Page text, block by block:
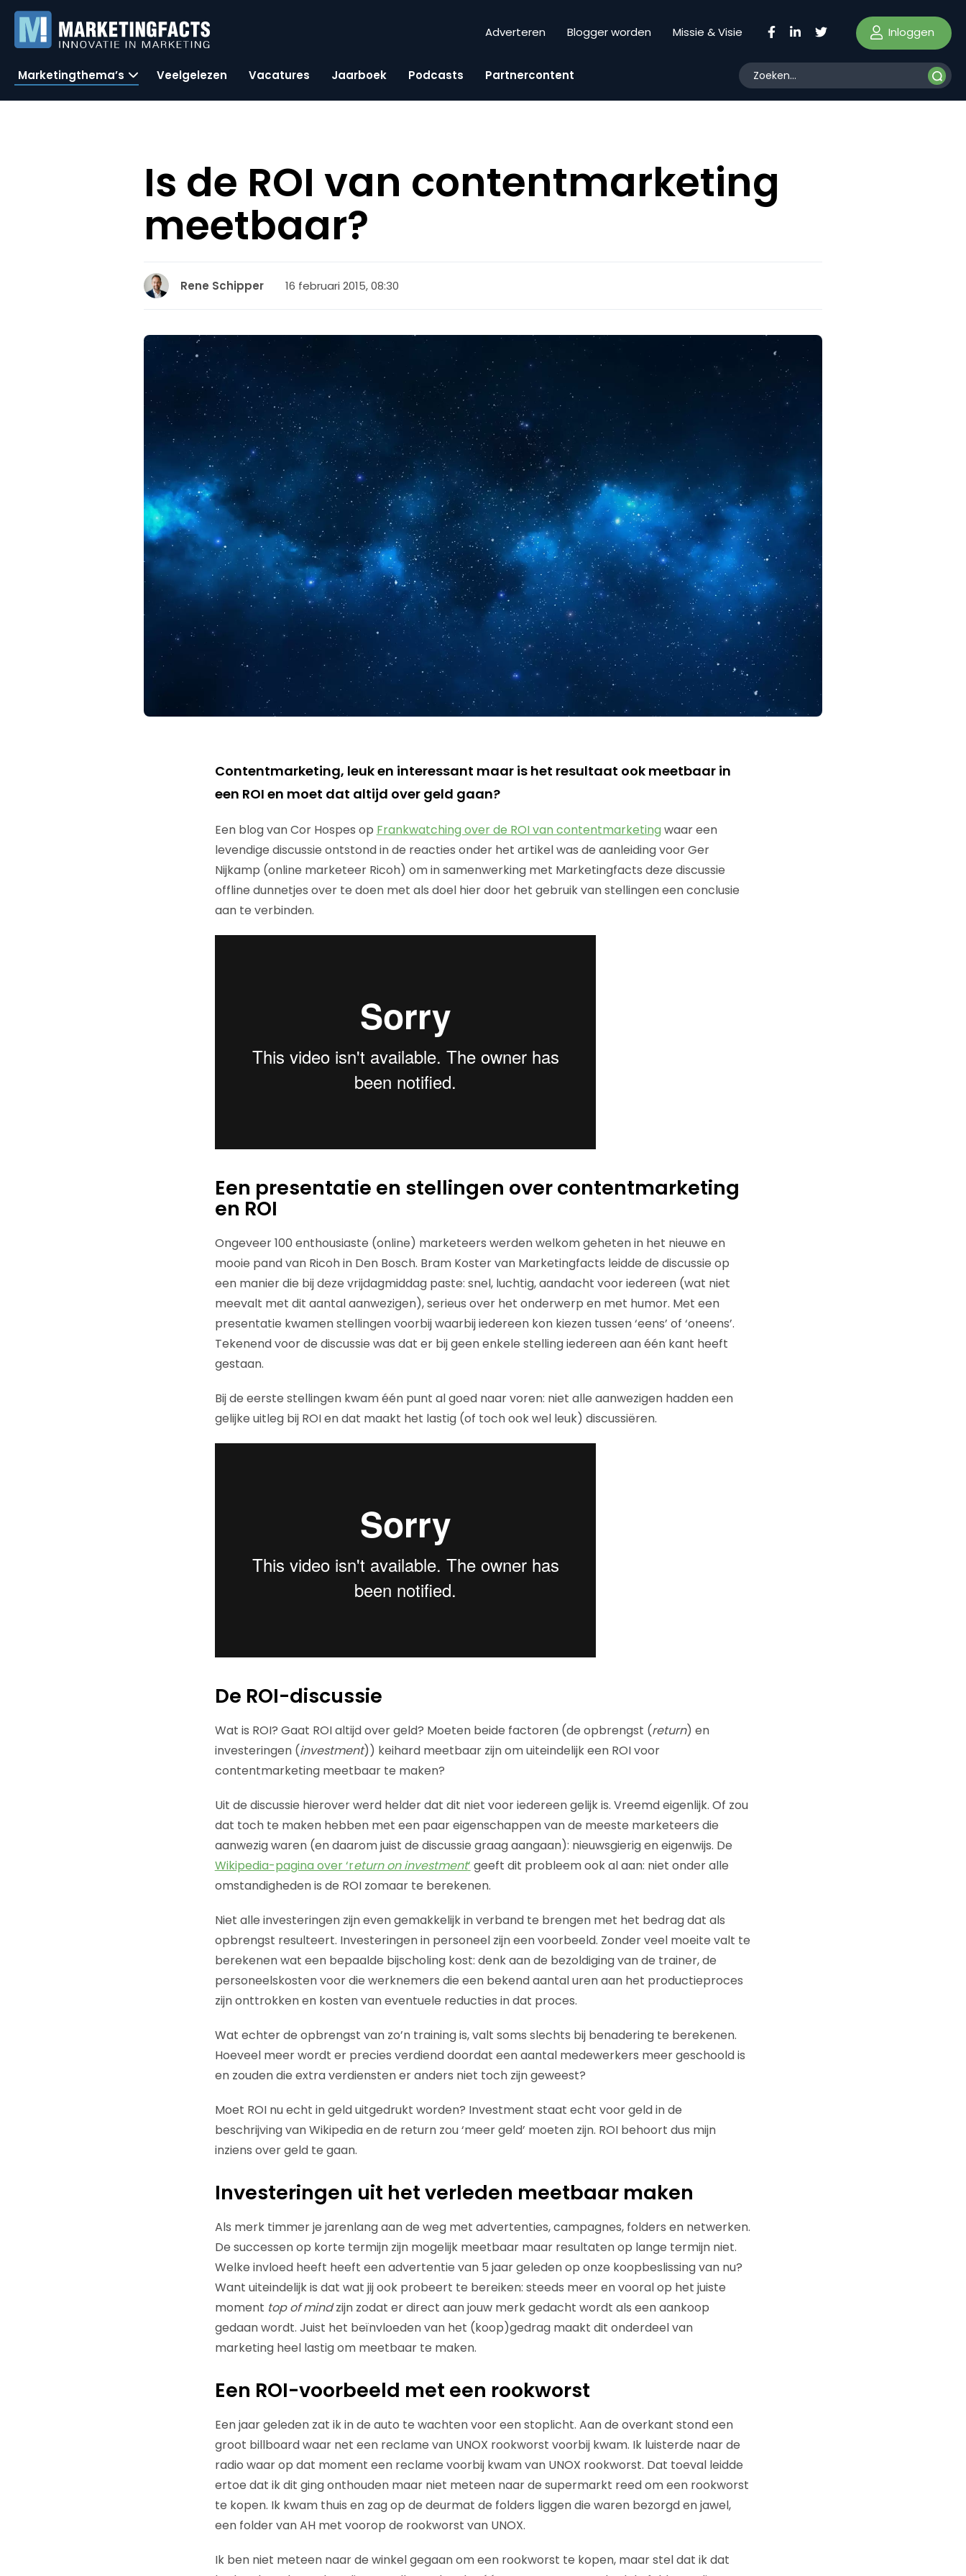
Adverteren Blogger worden Missie & Visie Inloggen
Marketingthema’s Veelgelezen Vacatures Jaarboek Podcasts Partnercontent
Is de ROI van contentmarketing
meetbaar?
Rene Schipper 16 februari 2015, 08:30
Contentmarketing, leuk en interessant maar is het resultaat ook meetbaar in
een ROI en moet dat altijd over geld gaan?
Een blog van Cor Hospes op Frankwatching over de ROI van contentmarketing waar een
levendige discussie ontstond in de reacties onder het artikel was de aanleiding voor Ger
Nijkamp (online marketeer Ricoh) om in samenwerking met Marketingfacts deze discussie
offline dunnetjes over te doen met als doel hier door het gebruik van stellingen een conclusie
aan te verbinden.
Een presentatie en stellingen over contentmarketing
en ROI
Ongeveer 100 enthousiaste (online) marketeers werden welkom geheten in het nieuwe en
mooie pand van Ricoh in Den Bosch. Bram Koster van Marketingfacts leidde de discussie op
een manier die bij deze vrijdagmiddag paste: snel, luchtig, aandacht voor iedereen (wat niet
meevalt met dit aantal aanwezigen), serieus over het onderwerp en met humor. Met een
presentatie kwamen stellingen voorbij waarbij iedereen kon kiezen tussen ‘eens’ of ‘oneens’.
Tekenend voor de discussie was dat er bij geen enkele stelling iedereen aan één kant heeft
gestaan.
Bij de eerste stellingen kwam één punt al goed naar voren: niet alle aanwezigen hadden een
gelijke uitleg bij ROI en dat maakt het lastig (of toch ook wel leuk) discussiëren.
De ROI-discussie
Wat is ROI? Gaat ROI altijd over geld? Moeten beide factoren (de opbrengst (return) en
investeringen (investment)) keihard meetbaar zijn om uiteindelijk een ROI voor
contentmarketing meetbaar te maken?
Uit de discussie hierover werd helder dat dit niet voor iedereen gelijk is. Vreemd eigenlijk. Of zou
dat toch te maken hebben met een paar eigenschappen van de meeste marketeers die
aanwezig waren (en daarom juist de discussie graag aangaan): nieuwsgierig en eigenwijs. De
Wikipedia-pagina over ‘return on investment‘ geeft dit probleem ook al aan: niet onder alle
omstandigheden is de ROI zomaar te berekenen.
Niet alle investeringen zijn even gemakkelijk in verband te brengen met het bedrag dat als
opbrengst resulteert. Investeringen in personeel zijn een voorbeeld. Zonder veel moeite valt te
berekenen wat een bepaalde bijscholing kost: denk aan de bezoldiging van de trainer, de
personeelskosten voor die werknemers die een bekend aantal uren aan het productieproces
zijn onttrokken en kosten van eventuele reducties in dat proces.
Wat echter de opbrengst van zo’n training is, valt soms slechts bij benadering te berekenen.
Hoeveel meer wordt er precies verdiend doordat een aantal medewerkers meer geschoold is
en zouden die extra verdiensten er anders niet toch zijn geweest?
Moet ROI nu echt in geld uitgedrukt worden? Investment staat echt voor geld in de
beschrijving van Wikipedia en de return zou ‘meer geld’ moeten zijn. ROI behoort dus mijn
inziens over geld te gaan.
Investeringen uit het verleden meetbaar maken
Als merk timmer je jarenlang aan de weg met advertenties, campagnes, folders en netwerken.
De successen op korte termijn zijn mogelijk meetbaar maar resultaten op lange termijn niet.
Welke invloed heeft heeft een advertentie van 5 jaar geleden op onze koopbeslissing van nu?
Want uiteindelijk is dat wat jij ook probeert te bereiken: steeds meer en vooral op het juiste
moment top of mindzijn zodat er direct aan jouw merk gedacht wordt als een aankoop
gedaan wordt. Juist het beïnvloeden van het (koop)gedrag maakt dit onderdeel van
marketing heel lastig om meetbaar te maken.
Een ROI-voorbeeld met een rookworst
Een jaar geleden zat ik in de auto te wachten voor een stoplicht. Aan de overkant stond een
groot billboard waar net een reclame van UNOX rookworst voorbij kwam. Ik luisterde naar de
radio waar op dat moment een reclame voorbij kwam van UNOX rookworst. Dat toeval leidde
ertoe dat ik dit ging onthouden maar niet meteen naar de supermarkt reed om een rookworst
te kopen. Ik kwam thuis en zag op de deurmat de folders liggen die waren bezorgd en jawel,
een folder van AH met voorop de rookworst van UNOX.
Ik ben niet meteen naar de winkel gegaan om een rookworst te kopen, maar stel dat ik dat